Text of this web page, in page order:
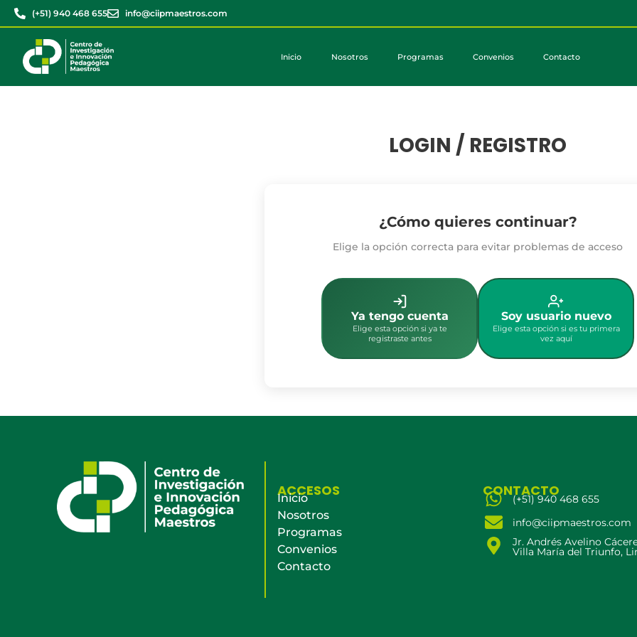
(+51) 940 468 655 info@ciipmaestros.com
Inicio Nosotros Programas Convenios Contacto
LOGIN / REGISTRO
¿Cómo quieres continuar?
Elige la opción correcta para evitar problemas de acceso
Ya tengo cuenta
Elige esta opción si ya te
registraste antes
Soy usuario nuevo
Elige esta opción si es tu primera
vez aquí
ACCESOS
Inicio
Nosotros
Programas
Convenios
Contacto
CONTACTO
(+51) 940 468 655
info@ciipmaestros.com
Jr. Andrés Avelino
Villa María del Triunfo,